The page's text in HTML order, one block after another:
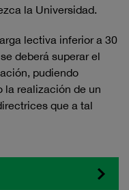
la Universidad.
lectiva inferior a 30
deberá superar el
pudiendo
la realización de un
que a tal